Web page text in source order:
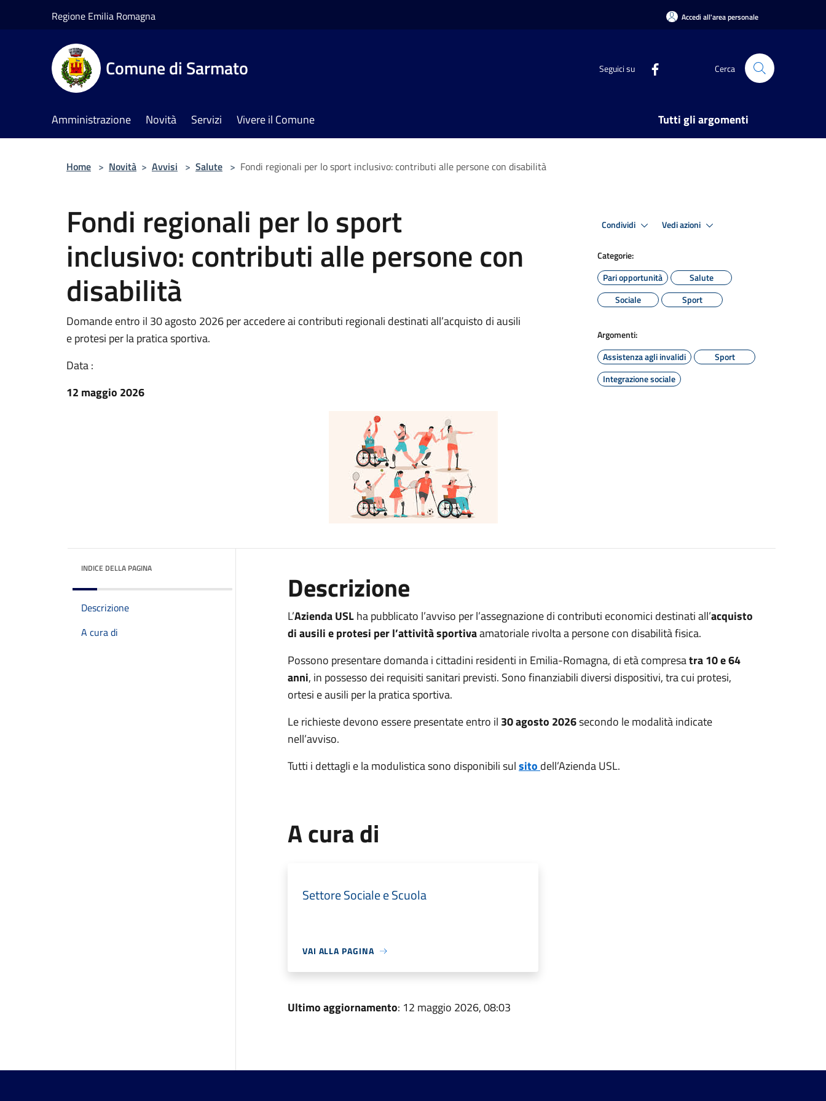
Regione Emilia Romagna Accedi all'area personale
Comune di Sarmato Seguici su Cerca
Amministrazione Novità Servizi Vivere il Comune Tutti gli argomenti
Home > Novità > Avvisi > Salute > Fondi regionali per lo sport inclusivo: contributi alle persone con disabilità
Fondi regionali per lo sport
inclusivo: contributi alle persone con
disabilità
Domande entro il 30 agosto 2026 per accedere ai contributi regionali destinati all’acquisto di ausili
e protesi per la pratica sportiva.
Data :
12 maggio 2026
Condividi Vedi azioni
Categorie:
Pari opportunità
Salute
Sociale
Sport
Argomenti:
Assistenza agli invalidi
Sport
Integrazione sociale
INDICE DELLA PAGINA
Descrizione
A cura di
Descrizione
L’Azienda USLha pubblicato l’avviso per l’assegnazione di contributi economici destinati all’acquisto
di ausili e protesi per l’attività sportivaamatoriale rivolta a persone con disabilità fisica.
Possono presentare domanda i cittadini residenti in Emilia-Romagna, di età compresatra 10 e 64
anni, in possesso dei requisiti sanitari previsti. Sono finanziabili diversi dispositivi, tra cui protesi,
ortesi e ausili per la pratica sportiva.
Le richieste devono essere presentate entro il 30 agosto 2026secondo le modalità indicate
nell’avviso.
Tutti i dettagli e la modulistica sono disponibili sulsito dell’Azienda USL.
A cura di
Settore Sociale e Scuola
VAI ALLA PAGINA
Ultimo aggiornamento: 12 maggio 2026, 08:03